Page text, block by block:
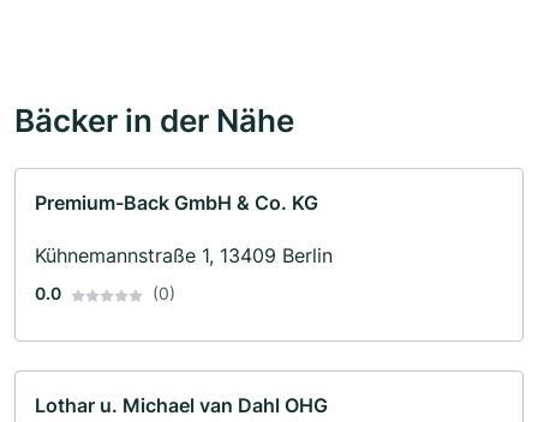
Bäcker in der Nähe
Premium-Back GmbH & Co. KG
Kühnemannstraße 1, 13409 Berlin
0.0 (0)
Lothar u. Michael van Dahl OHG